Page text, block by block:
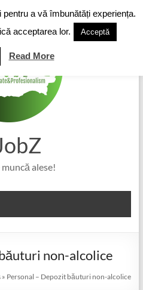
alese!
non-alcolice
» Personal – Depozit băuturi non-alcolice
a vă îmbunătăți experiența.
acceptarea lor.
Acceptă
Read More